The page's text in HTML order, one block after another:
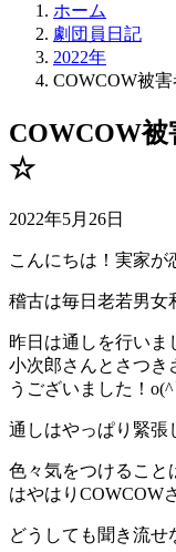
ホーム
劇団員日記
2022年
COWCOW被
COWCOW
☆
2022年5月26日
こんにちは！実家が
稽古は毎日老若男女
昨日は通しを行いま
小次郎さんとさつき
うございました！
通しはやっぱり緊張
色々気をつけること
はやはりCOWCOW
どうしても聞き流